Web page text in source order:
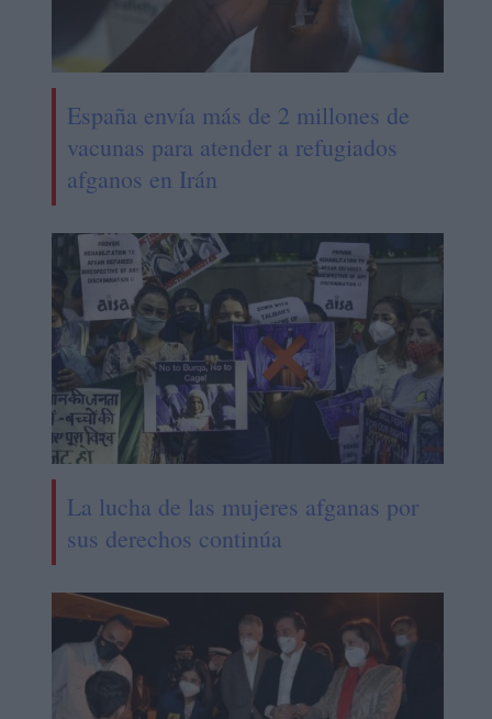
España envía más de 2 millones de
vacunas para atender a refugiados
afganos en Irán
La lucha de las mujeres afganas por
sus derechos continúa